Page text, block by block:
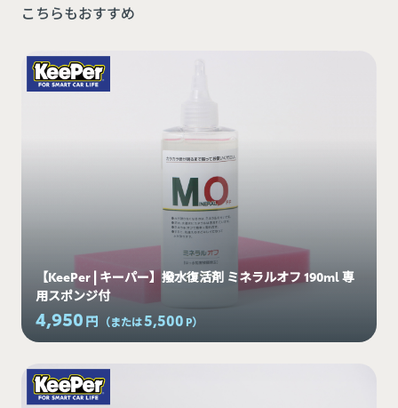
こちらもおすすめ
【KeePer | キーパー】撥水復活剤 ミネラルオフ 190ml 専
用スポンジ付
4,950 円 （または5,500 P）